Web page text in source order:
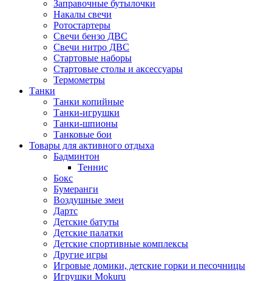
Заправочные бутылочки
Накалы свечи
Ротостартеры
Свечи бензо ДВС
Свечи нитро ДВС
Стартовые наборы
Стартовые столы и аксессуары
Термометры
Танки
Танки копийные
Танки-игрушки
Танки-шпионы
Танковые бои
Товары для активного отдыха
Бадминтон
Теннис
Бокс
Бумеранги
Воздушные змеи
Дартс
Детские батуты
Детские палатки
Детские спортивные комплексы
Другие игры
Игровые домики, детские горки и песочницы
Игрушки Mokuru